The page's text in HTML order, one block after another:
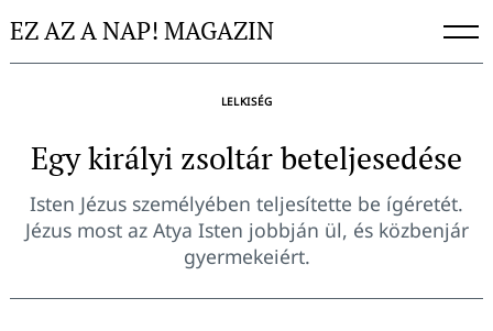
toEZ AZ A NAP! MAGAZIN
LELKISÉG
Egy királyi zsoltár beteljesedése
Isten Jézus személyében teljesítette be ígéretét.
Jézus most az Atya Isten jobbján ül, és közbenjár
gyermekeiért.